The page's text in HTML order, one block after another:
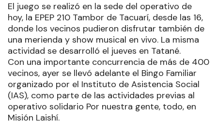
El juego se realizó en la sede del operativo de
hoy, la EPEP 210 Tambor de Tacuarí, desde las 16,
donde los vecinos pudieron disfrutar también de
una merienda y show musical en vivo. La misma
actividad se desarrolló el jueves en Tatané.
Con una importante concurrencia de más de 400
vecinos, ayer se llevó adelante el Bingo Familiar
organizado por el Instituto de Asistencia Social
(IAS), como parte de las actividades previas al
operativo solidario Por nuestra gente, todo, en
Misión Laishí.